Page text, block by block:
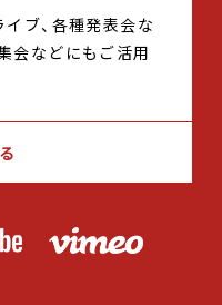
イブ、各種発表会な
会などにもご活用